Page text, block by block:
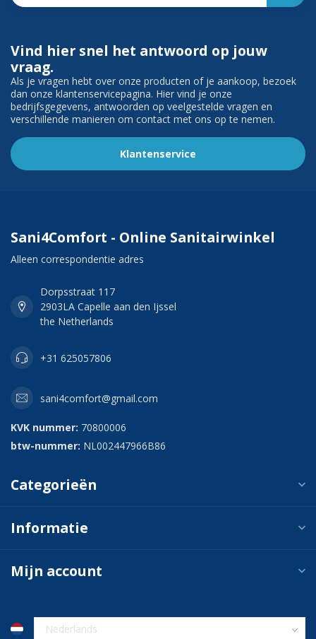
Vind hier snel het antwoord op jouw
vraag.
Als je vragen hebt over onze producten of je aankoop, bezoek
dan onze klantenservicepagina. Hier vind je onze
bedrijfsgegevens, antwoorden op veelgestelde vragen en
verschillende manieren om contact met ons op te nemen.
Klantenservice
Sani4Comfort - Online Sanitairwinkel
Alleen correspondentie adres
Dorpsstraat 117
2903LA Capelle aan den Ijssel
the Netherlands
+31 625057806
sani4comfort@gmail.com
KVK nummer: 70800006
btw-nummer: NL002447966B86
Categorieën
Informatie
Mijn account